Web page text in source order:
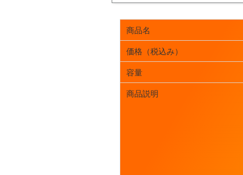
商品名
価格（税込み）
容量
商品説明